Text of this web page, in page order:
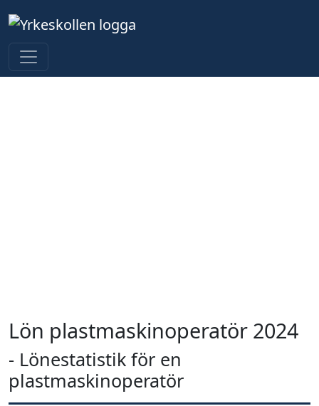
Lön plastmaskinoperatör 2024
- Lönestatistik för en
plastmaskinoperatör